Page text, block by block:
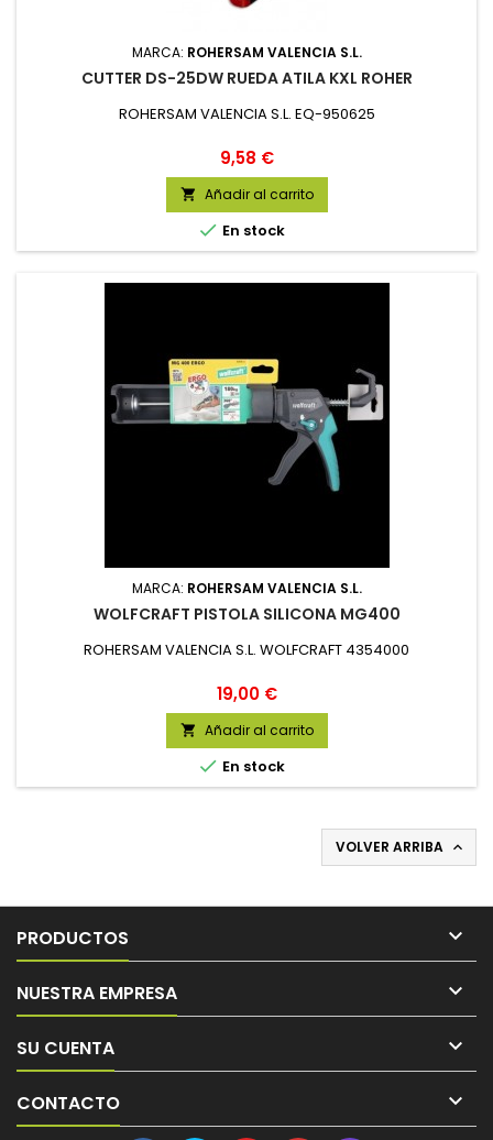
MARCA: ROHERSAM VALENCIA S.L.
CUTTER DS-25DW RUEDA ATILA KXL ROHER
ROHERSAM VALENCIA S.L. EQ-950625
Precio
9,58 €
 Añadir al carrito
 En stock
MARCA: ROHERSAM VALENCIA S.L.
WOLFCRAFT PISTOLA SILICONA MG400
ROHERSAM VALENCIA S.L. WOLFCRAFT 4354000
Precio
19,00 €
 Añadir al carrito
 En stock
VOLVER ARRIBA 
PRODUCTOS 
NUESTRA EMPRESA 
SU CUENTA 
CONTACTO 